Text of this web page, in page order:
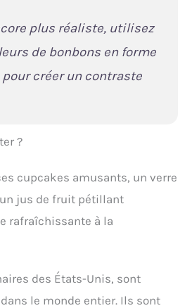
plus réaliste, utilisez
de bonbons en forme
pour créer un contraste
?
cupcakes amusants, un verre
jus de fruit pétillant
rafraîchissante à la
des États-Unis, sont
le monde entier. Ils sont